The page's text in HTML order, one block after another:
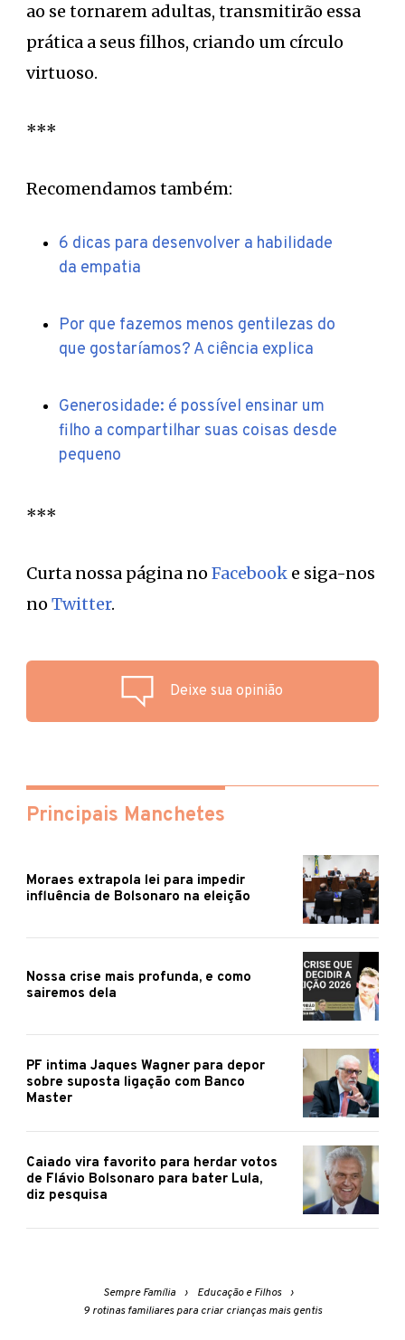
ao se tornarem adultas, transmitirão essa
prática a seus filhos, criando um círculo
virtuoso.
***
Recomendamos também:
6 dicas para desenvolver a habilidade
da empatia
Por que fazemos menos gentilezas do
que gostaríamos? A ciência explica
Generosidade: é possível ensinar um
filho a compartilhar suas coisas desde
pequeno
***
Curta nossa página no Facebook e siga-nos
no Twitter.
Deixe sua opinião
Principais Manchetes
Moraes extrapola lei para impedir
influência de Bolsonaro na eleição
Nossa crise mais profunda, e como
sairemos dela
PF intima Jaques Wagner para depor
sobre suposta ligação com Banco
Master
Caiado vira favorito para herdar votos
de Flávio Bolsonaro para bater Lula,
diz pesquisa
Sempre Família
Educação e Filhos
9 rotinas familiares para criar crianças mais gentis